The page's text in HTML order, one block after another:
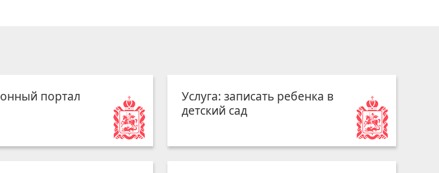
портал
Услуга: записать ребенка в
детский сад